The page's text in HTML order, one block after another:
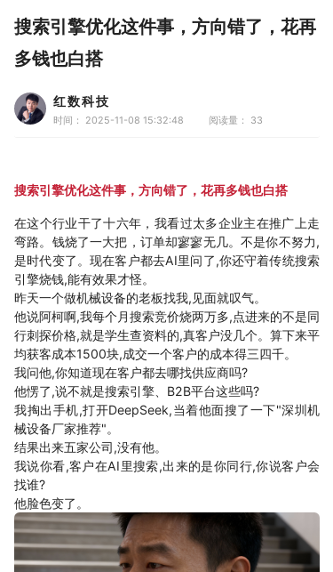
搜索引擎优化这件事，方向错了，花再
多钱也白搭
红数科技
时间： 2025-11-08 15:32:48 阅读量： 33
搜索引擎优化这件事，方向错了，花再多钱也白搭
在这个行业干了十六年，我看过太多企业主在推广上走
弯路。钱烧了一大把，订单却寥寥无几。不是你不努力,
是时代变了。现在客户都去AI里问了,你还守着传统搜索
引擎烧钱,能有效果才怪。
昨天一个做机械设备的老板找我,见面就叹气。
他说阿柯啊,我每个月搜索竞价烧两万多,点进来的不是同
行刺探价格,就是学生查资料的,真客户没几个。算下来平
均获客成本1500块,成交一个客户的成本得三四千。
我问他,你知道现在客户都去哪找供应商吗?
他愣了,说不就是搜索引擎、B2B平台这些吗?
我掏出手机,打开DeepSeek,当着他面搜了一下"深圳机
械设备厂家推荐"。
结果出来五家公司,没有他。
我说你看,客户在AI里搜索,出来的是你同行,你说客户会
找谁?
他脸色变了。